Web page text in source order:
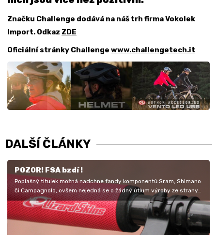
Značku Challenge dodává na náš trh firma Vokolek
Import. Odkaz ZDE
Oficiální stránky Challenge www.challengetech.it
DALŠÍ ČLÁNKY
POZOR! FSA bzdí !
Poplašný titulek možná nadchne fandy komponentů Sram, Shimano
či Campagnolo, ovšem nejedná se o žádný útlum výroby ze strany
tohoto…